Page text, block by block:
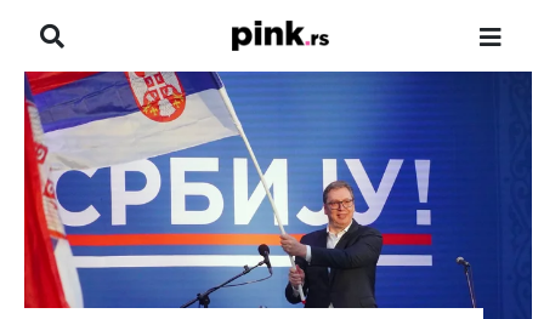
NASLOVNA
VESTI
ZADRUGA
SHOWBIZ